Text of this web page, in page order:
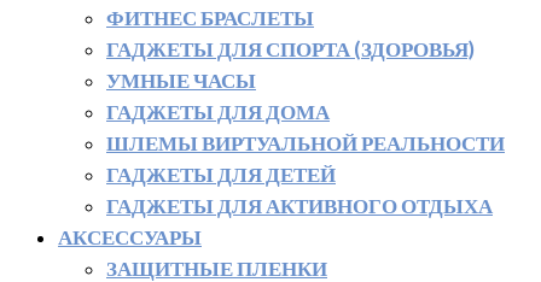
ФИТНЕС БРАСЛЕТЫ
ГАДЖЕТЫ ДЛЯ СПОРТА (ЗДОРОВЬЯ)
УМНЫЕ ЧАСЫ
ГАДЖЕТЫ ДЛЯ ДОМА
ШЛЕМЫ ВИРТУАЛЬНОЙ РЕАЛЬНОСТИ
ГАДЖЕТЫ ДЛЯ ДЕТЕЙ
ГАДЖЕТЫ ДЛЯ АКТИВНОГО ОТДЫХА
АКСЕССУАРЫ
ЗАЩИТНЫЕ ПЛЕНКИ